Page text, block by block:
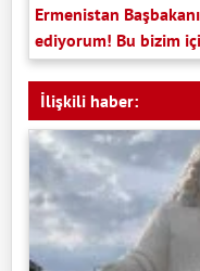
Ermenistan
ediyorum! Bu bizim
İlişkili haber: